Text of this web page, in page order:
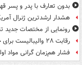
بدون تعارف با پدر و پسر
هشدار ارشدترین ژنرال
رونمایی از مختصات جدید
رقابت ۲۸ والیبالیست برای حضور در فهرست نهایی تیم ملی
فشار هم‌زمان گرانی مواد